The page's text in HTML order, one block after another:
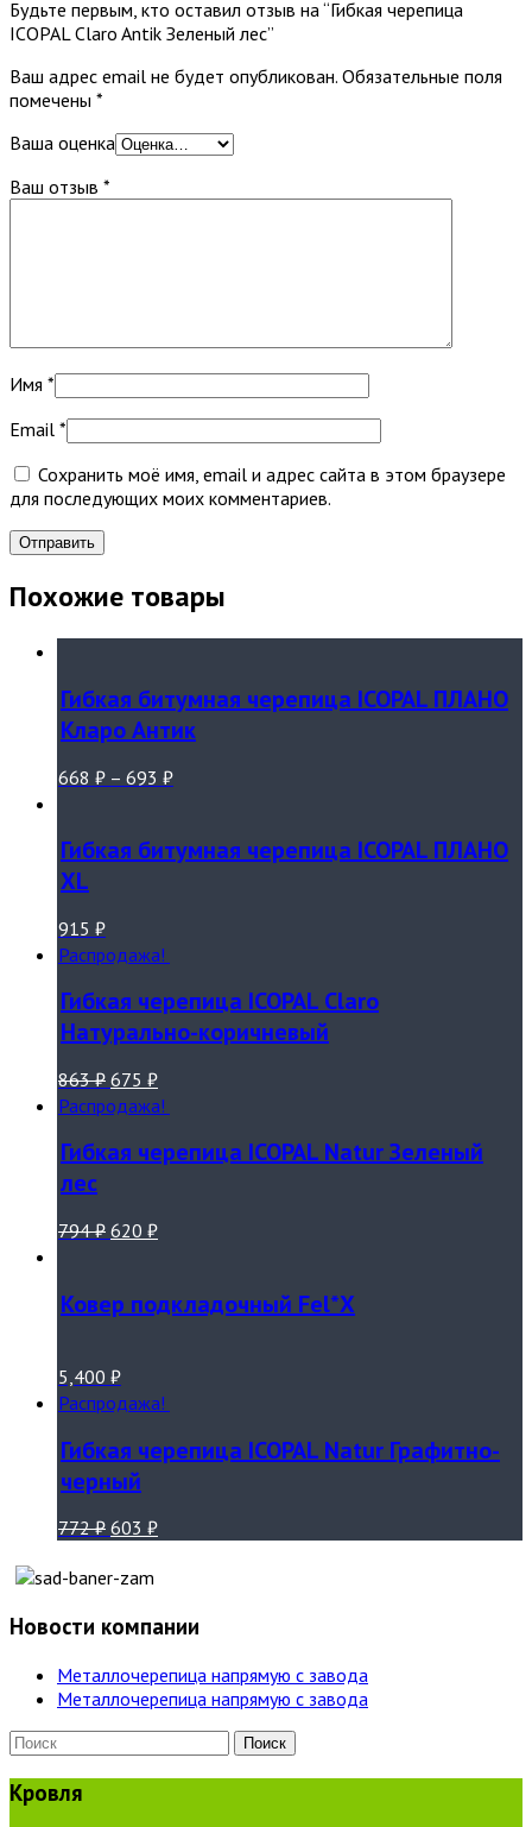
Будьте первым, кто оставил отзыв на “Гибкая черепица
ICOPAL Claro Antik Зеленый лес”
Ваш адрес email не будет опубликован. Обязательные поля
помечены *
Ваша оценка
Ваш отзыв *
Имя *
Email *
Сохранить моё имя, email и адрес сайта в этом браузере
для последующих моих комментариев.
Похожие товары
Гибкая битумная черепица ICOPAL ПЛАНО
Кларо Антик
668 ₽ – 693 ₽
Гибкая битумная черепица ICOPAL ПЛАНО
XL
915 ₽
Распродажа!
Гибкая черепица ICOPAL Claro
Натурально-коричневый
863₽ 675 ₽
Распродажа!
Гибкая черепица ICOPAL Natur Зеленый
лес
794₽ 620 ₽
Ковер подкладочный Fel*Х
5,400 ₽
Распродажа!
Гибкая черепица ICOPAL Natur Графитно-
черный
772₽ 603 ₽
Новости компании
Металлочерепица напрямую с завода
Металлочерепица напрямую с завода
Кровля